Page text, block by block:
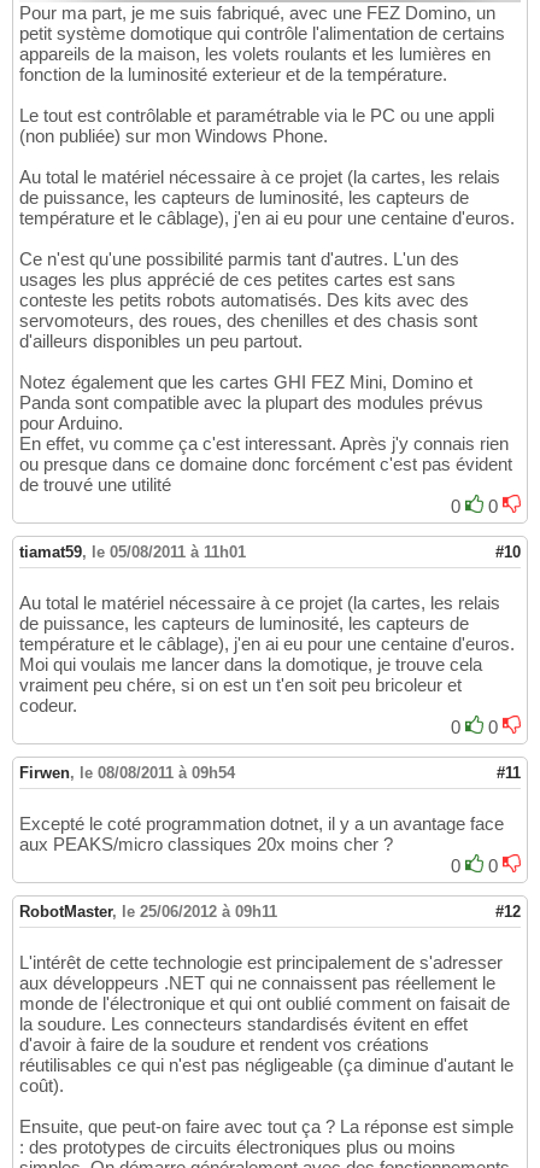
Pour ma part, je me suis fabriqué, avec une FEZ Domino, un
petit système domotique qui contrôle l'alimentation de certains
appareils de la maison, les volets roulants et les lumières en
fonction de la luminosité exterieur et de la température.
Le tout est contrôlable et paramétrable via le PC ou une appli
(non publiée) sur mon Windows Phone.
Au total le matériel nécessaire à ce projet (la cartes, les relais
de puissance, les capteurs de luminosité, les capteurs de
température et le câblage), j'en ai eu pour une centaine d'euros.
Ce n'est qu'une possibilité parmis tant d'autres. L'un des
usages les plus apprécié de ces petites cartes est sans
conteste les petits robots automatisés. Des kits avec des
servomoteurs, des roues, des chenilles et des chasis sont
d'ailleurs disponibles un peu partout.
Notez également que les cartes GHI FEZ Mini, Domino et
Panda sont compatible avec la plupart des modules prévus
pour Arduino.
En effet, vu comme ça c'est interessant. Après j'y connais rien
ou presque dans ce domaine donc forcément c'est pas évident
de trouvé une utilité
0
0
tiamat59, le 05/08/2011 à 11h01 #10
Au total le matériel nécessaire à ce projet (la cartes, les relais
de puissance, les capteurs de luminosité, les capteurs de
température et le câblage), j'en ai eu pour une centaine d'euros.
Moi qui voulais me lancer dans la domotique, je trouve cela
vraiment peu chére, si on est un t'en soit peu bricoleur et
codeur.
0
0
Firwen, le 08/08/2011 à 09h54 #11
Excepté le coté programmation dotnet, il y a un avantage face
aux PEAKS/micro classiques 20x moins cher ?
0
0
RobotMaster, le 25/06/2012 à 09h11 #12
L'intérêt de cette technologie est principalement de s'adresser
aux développeurs .NET qui ne connaissent pas réellement le
monde de l'électronique et qui ont oublié comment on faisait de
la soudure. Les connecteurs standardisés évitent en effet
d'avoir à faire de la soudure et rendent vos créations
réutilisables ce qui n'est pas négligeable (ça diminue d'autant le
coût).
Ensuite, que peut-on faire avec tout ça ? La réponse est simple
: des prototypes de circuits électroniques plus ou moins